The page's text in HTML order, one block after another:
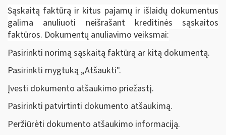
Sąskaitą faktūrą ir kitus pajamų ir išlaidų dokumentus
galima anuliuoti neišrašant kreditinės sąskaitos
faktūros. Dokumentų anuliavimo veiksmai:
Pasirinkti norimą sąskaitą faktūrą ar kitą dokumentą.
Pasirinkti mygtuką „Atšaukti".
Įvesti dokumento atšaukimo priežastį.
Pasirinkti patvirtinti dokumento atšaukimą.
Peržiūrėti dokumento atšaukimo informaciją.